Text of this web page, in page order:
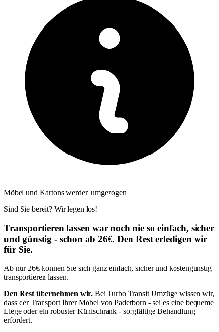
Möbel und Kartons werden umgezogen
Sind Sie bereit? Wir legen los!
Transportieren lassen war noch nie so einfach, sicher
und günstig - schon ab 26€. Den Rest erledigen wir
für Sie.
Ab nur 26€ können Sie sich ganz einfach, sicher und kostengünstig
transportieren lassen.
Den Rest übernehmen wir. Bei Turbo Transit Umzüge wissen wir,
dass der Transport Ihrer Möbel von Paderborn - sei es eine bequeme
Liege oder ein robuster Kühlschrank - sorgfältige Behandlung
erfordert.